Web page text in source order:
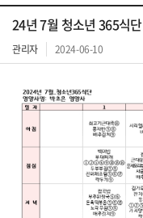
24년 7월 청소년 365식단
관리자 2024-06-10